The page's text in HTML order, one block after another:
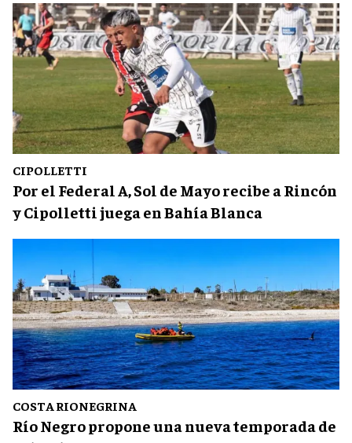
CIPOLLETTI
Por el Federal A, Sol de Mayo recibe a Rincón
y Cipolletti juega en Bahía Blanca
COSTA RIONEGRINA
Río Negro propone una nueva temporada de